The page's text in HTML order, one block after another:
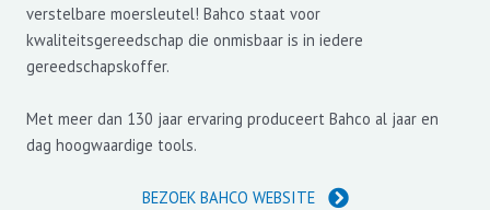
verstelbare moersleutel! Bahco staat voor
kwaliteitsgereedschap die onmisbaar is in iedere
gereedschapskoffer.
Met meer dan 130 jaar ervaring produceert Bahco al jaar en
dag hoogwaardige tools.
BEZOEK BAHCO WEBSITE